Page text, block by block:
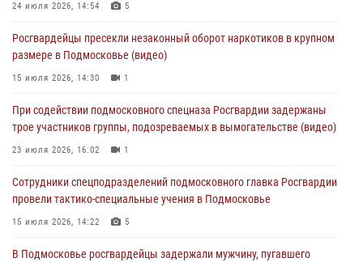
(видео)
03 августа 2026, 15:32 1
«семейным подрядом» в Подмосковье (видео)
03 августа 2026, 15:08
24 июля 2026, 14:54 5
Росгвардейцы пресекли незаконный оборот наркотиков в крупном
размере в Подмосковье (видео)
15 июля 2026, 14:30 1
При содействии подмосковного спецназа Росгвардии задержаны
трое участников группы, подозреваемых в вымогательстве (видео)
23 июля 2026, 16:02 1
Сотрудники спецподразделений подмосковного главка Росгвардии
провели тактико-специальные учения в Подмосковье
15 июля 2026, 14:22 5
В Подмосковье росгвардейцы задержали мужчину, пугавшего